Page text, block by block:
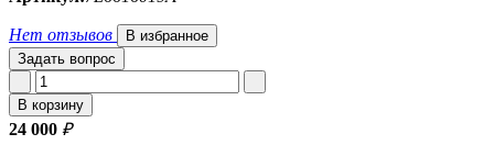
Нет отзывов
В избранное
Задать вопрос
В корзину
24 000 ₽